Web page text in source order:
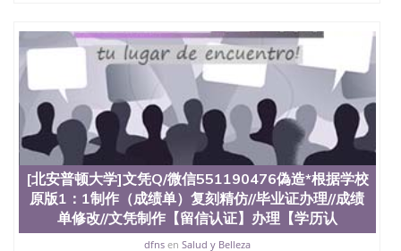
斯菲尔德大学>HUD复刻精仿//毕业证办理//成绩单修
改//文凭制作【留信认证】办理【学历认证】咨询
University of Huddersfield
[北安普顿大学]文凭Q/微信551190476偽造*根据学校
原版1：1制作（成绩单）复刻精仿//毕业证办理//成绩
单修改//文凭制作【留信认证】办理【学历认
dfnsen Salud y Belleza